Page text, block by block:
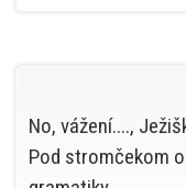
No, vážení....,
Pod stromčekom